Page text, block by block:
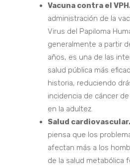
Vacuna contra el
administración de la
Virus del Papiloma
generalmente a partir
años, es una de las
salud pública más
historia, reduciendo
incidencia de cáncer
en la adultez.
Salud cardiovascular.
piensa que los
afectan más a los
de la salud metabólica